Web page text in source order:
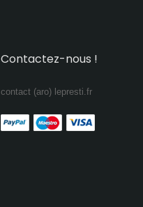
Contactez-nous !
contact (aro) lepresti.fr